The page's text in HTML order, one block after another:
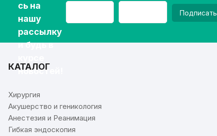
сь на
нашу
рассылку
и будь в
новостей!
КАТАЛОГ
Хирургия
Акушерство и геникология
Анестезия и Реанимация
Гибкая эндоскопия